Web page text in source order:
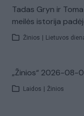
Tadas Gryn ir
meilės istorija
Žinios Lietuvos
„Žinios“ 2026-08-
Laidos Žinios